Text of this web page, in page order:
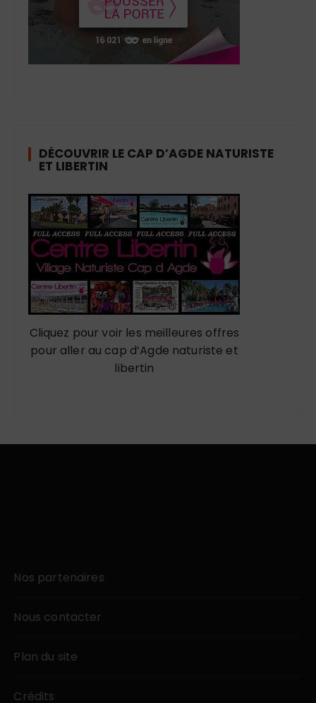
DÉCOUVRIR LE CAP D’AGDE NATURISTE
ET LIBERTIN
Cliquez pour voir les meilleures offres
pour aller au cap d’Agde naturiste et
libertin
Nos partenaires
Nous contacter
Plan du site
Crédits